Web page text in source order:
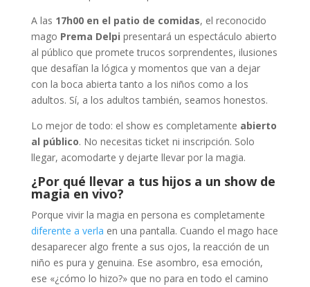
A las 17h00 en el patio de comidas, el reconocido
mago Prema Delpi presentará un espectáculo abierto
al público que promete trucos sorprendentes, ilusiones
que desafían la lógica y momentos que van a dejar
con la boca abierta tanto a los niños como a los
adultos. Sí, a los adultos también, seamos honestos.
Lo mejor de todo: el show es completamente abierto
al público. No necesitas ticket ni inscripción. Solo
llegar, acomodarte y dejarte llevar por la magia.
¿Por qué llevar a tus hijos a un show de
magia en vivo?
Porque vivir la magia en persona es completamente
diferente a verla en una pantalla. Cuando el mago hace
desaparecer algo frente a sus ojos, la reacción de un
niño es pura y genuina. Ese asombro, esa emoción,
ese «¿cómo lo hizo?» que no para en todo el camino